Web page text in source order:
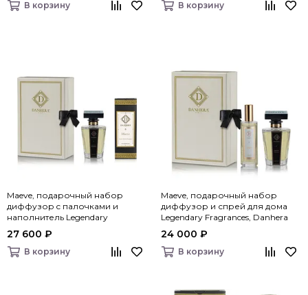
В корзину В корзину
Maeve, подарочный набор
диффузор c палочками и
наполнитель Legendary
Fragrances, Danhera Italy
27 600 ₽
В корзину
Maeve, подарочный набор
диффузор и спрей для дома
Legendary Fragrances, Danhera
Italy
24 000 ₽
В корзину